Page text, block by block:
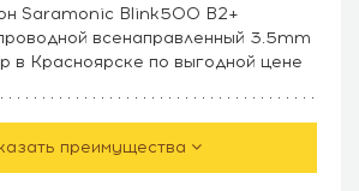
Saramonic Blink500 B2+
всенаправленный 3.5mm
в Красноярске по выгодной цене
преимущества